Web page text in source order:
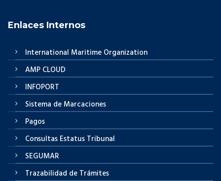
Enlaces Internos
International Maritime Organization
AMP CLOUD
INFOPORT
Sistema de Marcaciones
Pagos
Consultas Estatus Tribunal
SEGUMAR
Trazabilidad de Trámites